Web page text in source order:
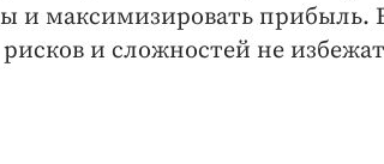
и максимизировать прибыль.
и сложностей не